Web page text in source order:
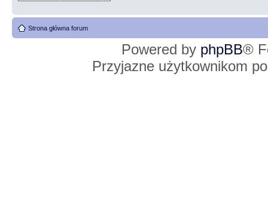
Strona główna forum
Powered by phpBB®
Przyjazne użytkownikom